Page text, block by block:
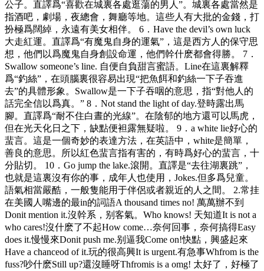
公子。直譯爲“喜歡在城裏各處逛蕩的男人”。城裏各處當然是
指酒吧，劇場，夜總會，舞廳等地。這些人有大批的金錢，打
扮極爲闊綽，永遠有美女相伴。 6．Have the devil’s own luck
大走紅運。直譯爲“有魔鬼自身的運氣”，這是西方人的保守思
想，他們以爲魔鬼自身創設命運，他們幹什麽都會得勝。 7．
Swallow someone’s line. 自便自負甜言蜜語。Line在這裏解釋
爲“釣絲”，在頭腦裏很容易出現“把魚餌和釣絲一下子吞進
去”的具體形象。Swallow是一下子吞咽的意思，指“對他人的
話完全信以爲真。” 8．Not stand the light of day.登時露出馬
腳。直譯爲“耐不住白晝的光線”。在陰郁的地方還可以馬虎，
但在光天化日之下，缺點便袒露無疑啦。 9．a white lie好心的
蜚言。這是一個奇妙的表達方法，在英語中，white是簡單，
善良的意思。所以紅色蜚言指有害的，有時爲好心的蜚言，十
分貼切。 10．Go jump the lake.滾開。直譯是“去往湖裏跳”，
也就是這裏沒有你的事，成年人也使用，Jokes.但多爲兒童。
語氣相當嚴酷，一般隻能用于伴侶或者親近的人之間。 2.常挂
在美國人嘴邊的最in的詞語A thousand times no! 萬萬辦不到
Donit mention it.沒幹系，别客氣。Who knows! 天知道It is not a
who cares!沒什麽了不起How come…奈何回事，奈何搞得Easy
does it.慢慢來Donit push me.别逼我Come on!快點，興盛起來
Have a chanceod of it.玩的很高興It is urgent.有急事Whfrom is the
fuss?吵什麽Still up?還沒睡呀Thfromis is a omg! 太好了，好極了